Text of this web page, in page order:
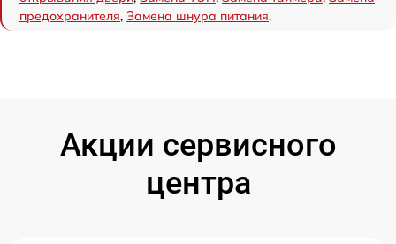
предохранителя, Замена шнура питания.
Акции сервисного
центра